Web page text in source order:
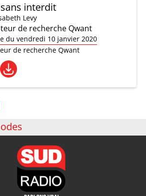
sans interdit
Levy
de recherche Qwant
du vendredi 10 janvier 2020
de recherche Qwant